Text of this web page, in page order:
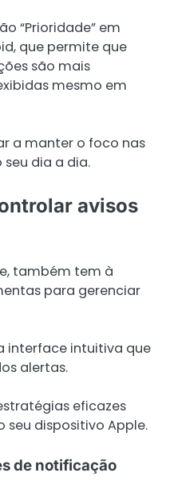
“Prioridade” em
que permite que
são mais
mesmo em
a manter o foco nas
dia a dia.
avisos
também tem à
para gerenciar
interface intuitiva que
alertas.
eficazes
seu dispositivo Apple.
de notificação